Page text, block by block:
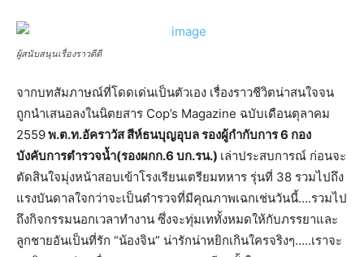
ผู้สนับสนุนเรื่องราวดีดี
จากบทสัมภาษณ์ที่โดดเด่นเป็นตัวเอง เรื่องราวชีวิตน่าสนใจจน
ถูกนำเสนอลงในนิตยสาร Cop’s Magazine ฉบับเดือนตุลาคม
2559พ.ต.ท.อัคราวัส สีห์ธนบุญอุบล รองผู้กำกับการ 6 กอง
บังคับการตำรวจน้ำ(รองผกก.6 บก.รน.) เล่าประสบการณ์ ก่อนจะ
ตัดสินใจมุ่งหน้าสอบเข้าโรงเรียนเตรียมทหาร รุ่นที่ 38 รวมไปถึง
แรงบันดาลใจกว่าจะเป็นตำรวจที่มีคุณภาพเฉกเช่นวันนี้….รวมไป
ถึงกิจกรรมนอกเวลาทำงาน ซึ่งจะทุ่มเททั้งหมดให้กับภรรยาและ
ลูกชายอันเป็นที่รัก “น้องจิน” น่ารักน่าหยิกเกินใครจริงๆ…..เราจะ